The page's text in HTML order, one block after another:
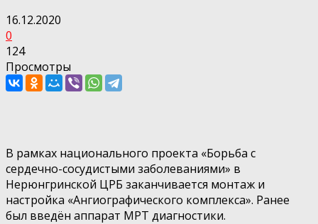
16.12.2020
0
124
Просмотры
В рамках национального проекта «Борьба с
сердечно-сосудистыми заболеваниями» в
Нерюнгринской ЦРБ заканчивается монтаж и
настройка «Ангиографического комплекса». Ранее
был введён аппарат МРТ диагностики.